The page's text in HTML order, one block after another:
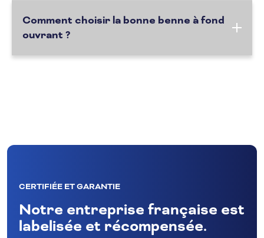
Comment choisir la bonne benne à fond
ouvrant ?
CERTIFIÉE ET GARANTIE
Notre entreprise française est
labelisée et récompensée.